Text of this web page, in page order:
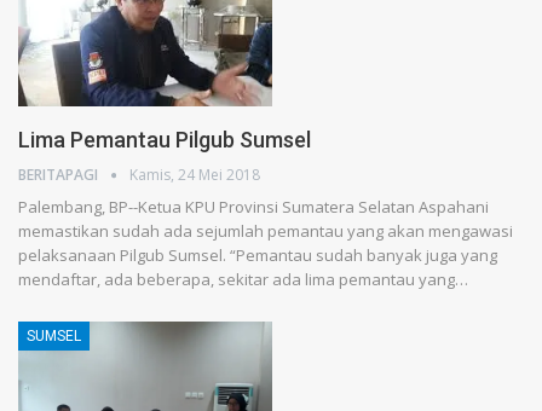
Lima Pemantau Pilgub Sumsel
BERITAPAGI Kamis, 24 Mei 2018
Palembang, BP--Ketua KPU Provinsi Sumatera Selatan Aspahani
memastikan sudah ada sejumlah pemantau yang akan mengawasi
pelaksanaan Pilgub Sumsel. “Pemantau sudah banyak juga yang
mendaftar, ada beberapa, sekitar ada lima pemantau yang…
SUMSEL